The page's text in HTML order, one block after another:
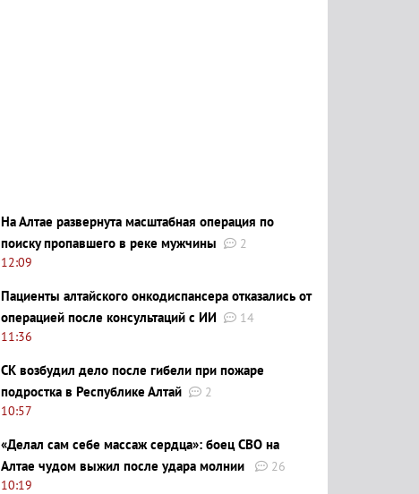
На Алтае развернута масштабная операция по
поиску пропавшего в реке мужчины
2
12:09
Пациенты алтайского онкодиспансера отказались от
операцией после консультаций с ИИ
14
11:36
СК возбудил дело после гибели при пожаре
подростка в Республике Алтай
2
10:57
«Делал сам себе массаж сердца»: боец СВО на
Алтае чудом выжил после удара молнии
26
10:19